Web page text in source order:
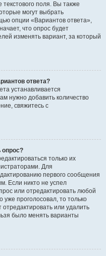
текстового поля. Вы также
могут выбрать
опции «Вариантов ответа»,
что опрос будет
изменять вариант, за который
ответа?
устанавливается
нужно добавить количество
свяжитесь с
опрос?
только их
Для
первого сообщения
Если никто не успел
или отредактировать любой
уже проголосовал, то только
или удалить
было менять варианты